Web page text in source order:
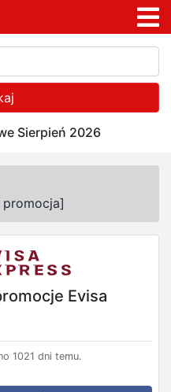
Sierpień 2026
promocja]
Evisa
1021 dni temu.